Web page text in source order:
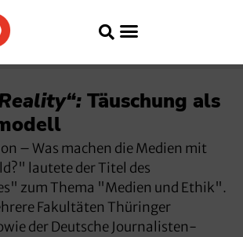
Täuschung als
– Was machen die Medien mit
lautete der Titel des
zum Thema "Medien und Ethik".
Fakultäten Thüringer
der Deutsche Journalisten-